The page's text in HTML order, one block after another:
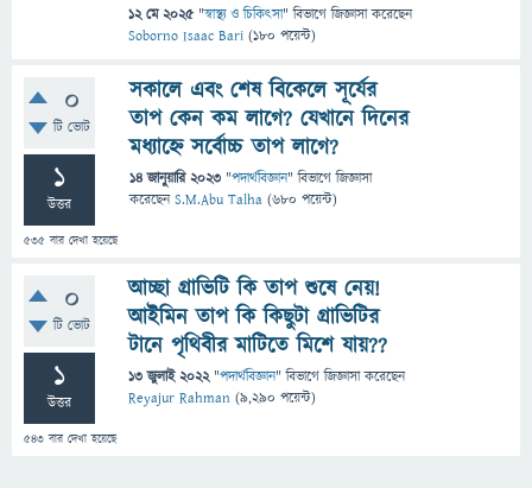
12 মে 2025 "স্বাস্থ্য ও চিকিৎসা" বিভাগে জিজ্ঞাসাকরেছেন
Soborno Isaac Bari (180 পয়েন্ট)
0
টি ভোট
1
উত্তর
535 বার দেখা হয়েছে
সকালে এবং শেষ বিকেলে সূর্যের
তাপ কেন কম লাগে? যেখানে দিনের
মধ্যাহ্নে সর্বোচ্চ তাপ লাগে?
14 জানুয়ারি 2023 "পদার্থবিজ্ঞান" বিভাগে জিজ্ঞাসা
করেছেনS.M.Abu Talha (680 পয়েন্ট)
0
টি ভোট
1
উত্তর
543 বার দেখা হয়েছে
আচ্ছা গ্রাভিটি কি তাপ শুষে নেয়!
আইমিন তাপ কি কিছুটা গ্রাভিটির
টানে পৃথিবীর মাটিতে মিশে যায়??
13 জুলাই 2022 "পদার্থবিজ্ঞান" বিভাগে জিজ্ঞাসাকরেছেন
Reyajur Rahman (9,290 পয়েন্ট)